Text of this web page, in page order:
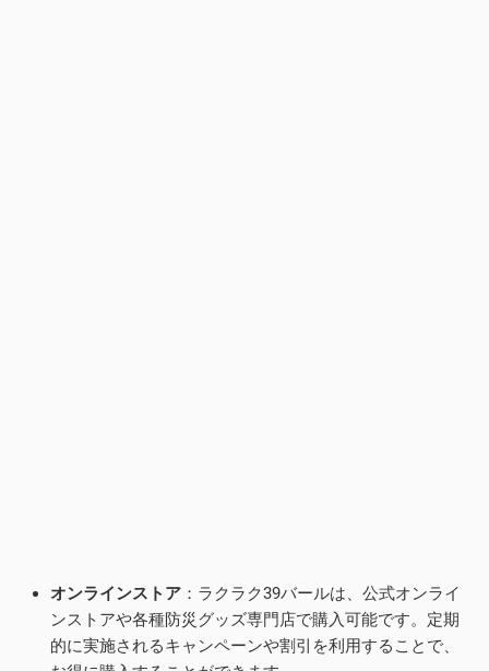
オンラインストア ：ラクラク39バールは、公式オンライ
ンストアや各種防災グッズ専門店で購入可能です。定期
的に実施されるキャンペーンや割引を利用することで、